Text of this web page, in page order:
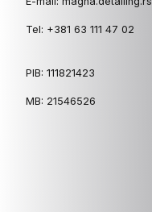
Tel: +381 63 111 47 02
PIB: 111821423
MB: 21546526